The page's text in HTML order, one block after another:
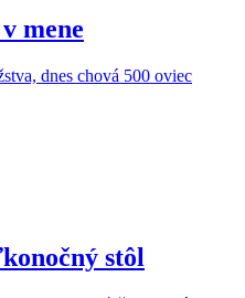
mene
dnes chová 500 oviec
stôl